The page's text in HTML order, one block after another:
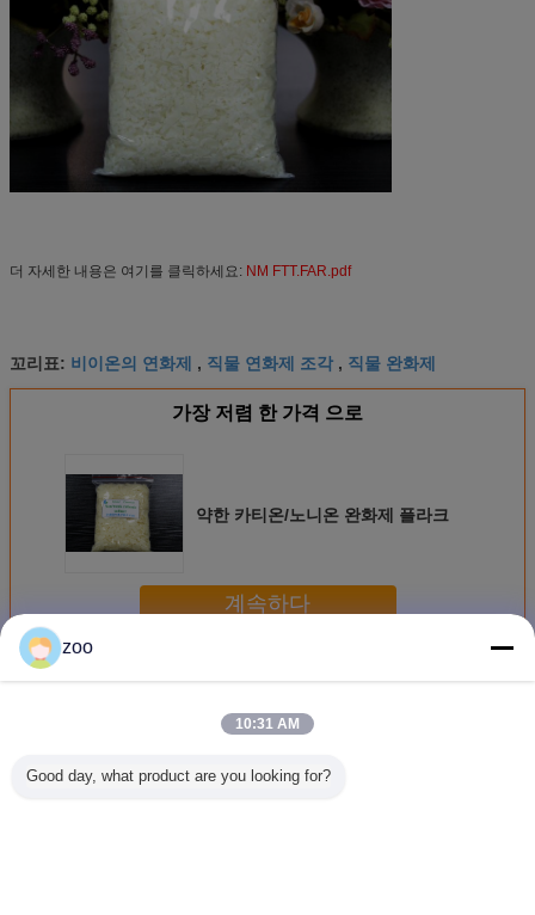
더 자세한 내용은 여기를 클릭하세요: NM FTT.FAR.pdf
꼬리표: 비이온의 연화제 , 직물 연화제 조각 , 직물 완화제
가장 저렴 한 가격 으로
약한 카티온/노니온 완화제 플라크
계속하다
더 많은 것
zoo
10:31 AM
Good day, what product are you looking for?